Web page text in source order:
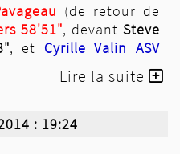
(de retour de
58'51", devant Steve
, et Cyrille Valin ASV
Estelle Herbreteau
Lire la suite
: 19:24